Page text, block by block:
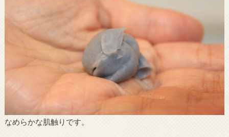
なめらかな肌触りです。